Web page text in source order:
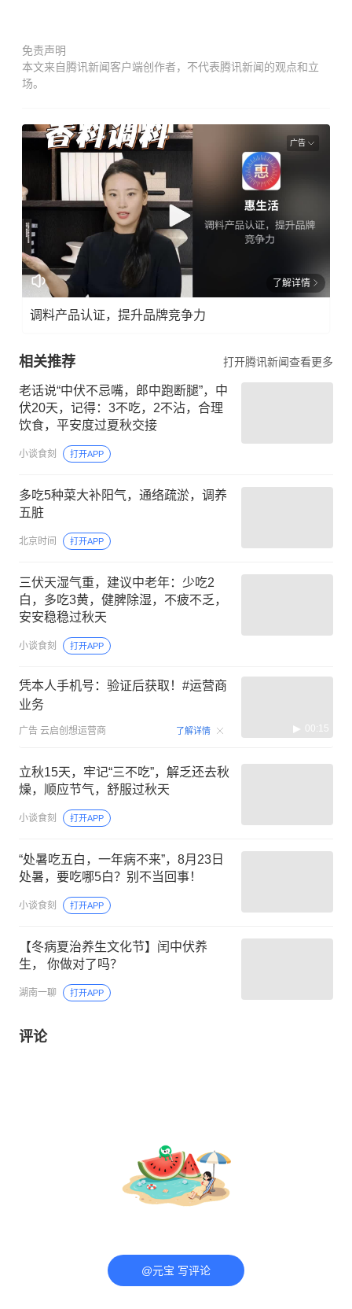
免责声明
本文来自腾讯新闻客户端创作者，不代表腾讯新闻的观点和立
场。
广告
了解详情
调料产品认证，提升品牌竞争力
相关推荐 打开腾讯新闻查看更多
老话说“中伏不忌嘴，郎中跑断腿”，中
伏20天，记得：3不吃，2不沾，合理
饮食，平安度过夏秋交接
小谈食刻 打开APP
多吃5种菜大补阳气，通络疏淤，调养
五脏
北京时间 打开APP
三伏天湿气重，建议中老年：少吃2
白，多吃3黄，健脾除湿，不疲不乏，
安安稳稳过秋天
小谈食刻 打开APP
凭本人手机号：验证后获取！#运营商
业务
广告 云启创想运营商 了解详情 00:15
立秋15天，牢记“三不吃”，解乏还去秋
燥，顺应节气，舒服过秋天
小谈食刻 打开APP
“处暑吃五白，一年病不来”，8月23日
处暑，要吃哪5白？别不当回事！
小谈食刻 打开APP
【冬病夏治养生文化节】闰中伏养
生， 你做对了吗？
湖南一聊 打开APP
评论
@元宝 写评论